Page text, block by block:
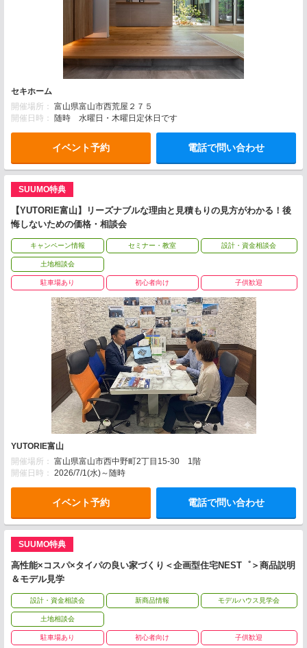
セキホーム
開催場所： 富山県富山市西荒屋２７５
開催日時：
随時 水曜日・木曜日定休日です
イベント予約 電話で問い合わせ
SUUMO特典
【YUTORIE富山】リーズナブルな理由と見積もりの見方がわかる！後
悔しないための価格・相談会
キャンペーン情報 セミナー・教室 設計・資金相談会
土地相談会
駐車場あり 初心者向け 子供歓迎
YUTORIE富山
開催場所： 富山県富山市西中野町2丁目15-30 1階
開催日時： 2026/7/1(水)～随時
イベント予約 電話で問い合わせ
SUUMO特典
高性能×コスパ×タイパの良い家づくり＜企画型住宅NEST゜＞商品説明
＆モデル見学
設計・資金相談会 新商品情報 モデルハウス見学会
土地相談会
駐車場あり 初心者向け 子供歓迎